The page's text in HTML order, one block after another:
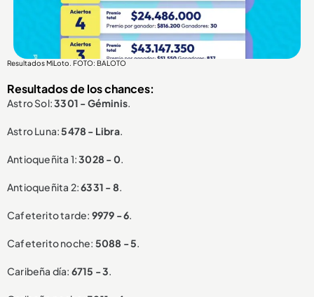
Resultados MiLoto. FOTO: BALOTO
Resultados de los chances:
Astro Sol:3301 - Géminis.
Astro Luna:5478 - Libra.
Antioqueñita 1:3028 - 0.
Antioqueñita 2:6331 - 8.
Cafeterito tarde: 9979 - 6.
Cafeterito noche: 5088 - 5.
Caribeña día: 6715 - 3.